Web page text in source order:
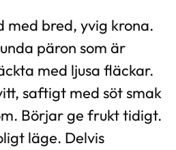
med bred, yvig krona.
päron som är
med ljusa fläckar.
saftigt med söt smak
Börjar ge frukt tidigt.
läge. Delvis